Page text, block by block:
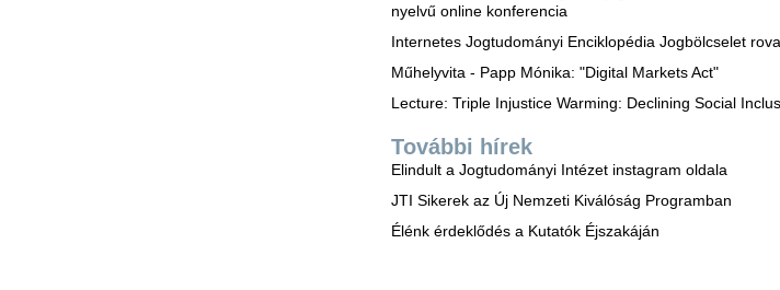
nyelvű online konferencia
Internetes Jogtudományi Enciklopédia Jogbölcselet
Műhelyvita - Papp Mónika: "Digital Markets Act"
Lecture: Triple Injustice Warming: Declining Social
További hírek
Elindult a Jogtudományi Intézet instagram oldala
JTI Sikerek az Új Nemzeti Kiválóság Programban
Élénk érdeklődés a Kutatók Éjszakáján